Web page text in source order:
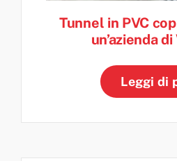
Tunnel in PVC
un’azienda
Leggi di